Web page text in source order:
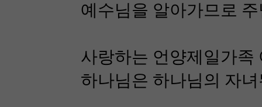
예수님을 알아가므로
사랑하는 언양제일가족
하나님은 하나님의 자